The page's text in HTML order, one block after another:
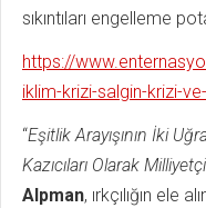
sıkıntıları engelleme
https://
iklim-krizi-salgin-krizi-
“Eşitlik Arayışının İki
Kazıcıları Olarak
Alpman, ırkçılığın ele